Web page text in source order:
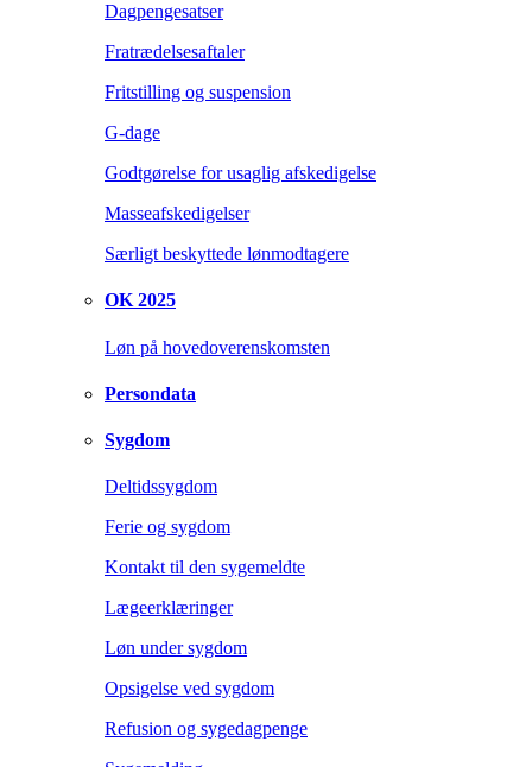
Dagpengesatser
Fratrædelsesaftaler
Fritstilling og suspension
G-dage
Godtgørelse for usaglig afskedigelse
Masseafskedigelser
Særligt beskyttede lønmodtagere
OK 2025
Løn på hovedoverenskomsten
Persondata
Sygdom
Deltidssygdom
Ferie og sygdom
Kontakt til den sygemeldte
Lægeerklæringer
Løn under sygdom
Opsigelse ved sygdom
Refusion og sygedagpenge